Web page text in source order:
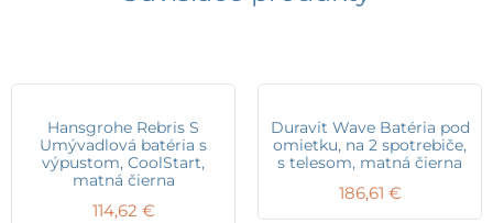
Hansgrohe Rebris S
Umývadlová batéria s
výpustom, CoolStart,
matná čierna
114,62 €
Duravit Wave Batéria pod
omietku, na 2 spotrebiče,
s telesom, matná čierna
186,61 €